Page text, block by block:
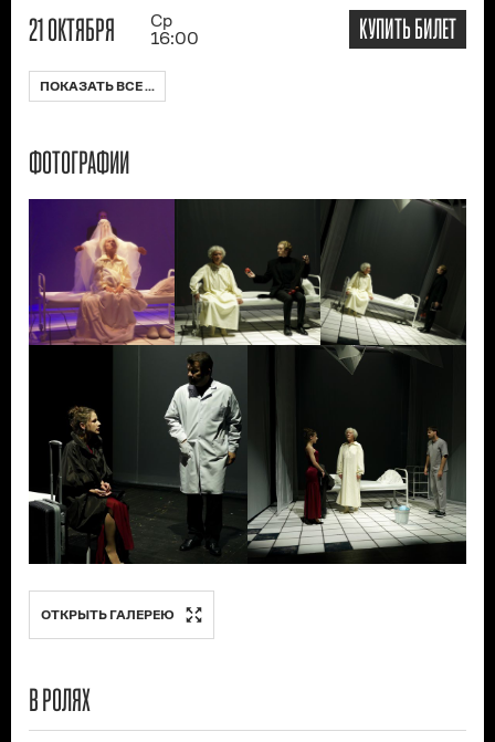
21 ОКТЯБРЯ
Ср
16:00
КУПИТЬ БИЛЕТ
ПОКАЗАТЬ ВСЕ ...
ФОТОГРАФИИ
ОТКРЫТЬ ГАЛЕРЕЮ
В РОЛЯХ